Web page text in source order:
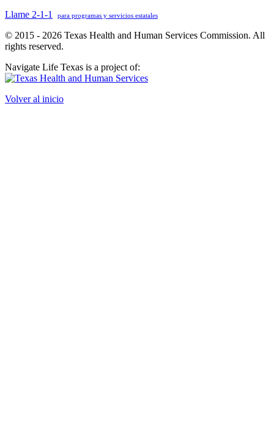
Llame 2-1-1
para programas y servicios estatales
© 2015 - 2026 Texas Health and Human Services Commission. All
rights reserved.
Navigate Life Texas is a project of:
Volver al inicio